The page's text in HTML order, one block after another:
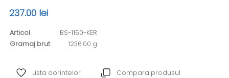
237.00 lei
Articol
BS-1150-KER
Gramaj brut
1236.00 g
Lista dorintelor Compara produsul